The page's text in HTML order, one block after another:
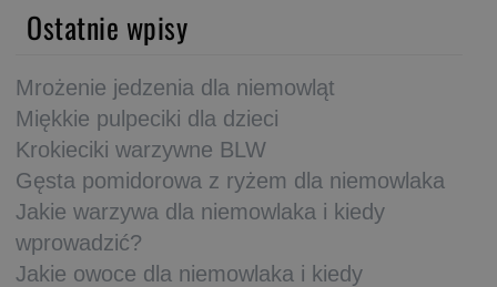
Ostatnie wpisy
Mrożenie jedzenia dla niemowląt
Miękkie pulpeciki dla dzieci
Krokieciki warzywne BLW
Gęsta pomidorowa z ryżem dla niemowlaka
Jakie warzywa dla niemowlaka i kiedy
wprowadzić?
Jakie owoce dla niemowlaka i kiedy